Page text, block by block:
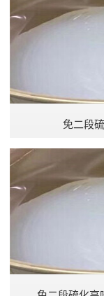
免二段